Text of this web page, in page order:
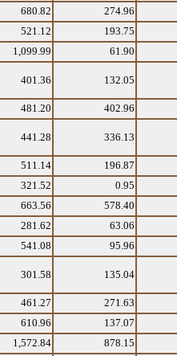
680.82 274.96
521.12 193.75
1,099.99 61.90
401.36 132.05
481.20 402.96
441.28 336.13
511.14 196.87
321.52 0.95
663.56 578.40
281.62 63.06
541.08 95.96
301.58 135.04
461.27 271.63
610.96 137.07
1,572.84 878.15